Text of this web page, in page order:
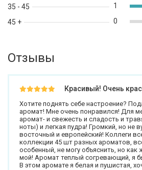
35 - 45
45 +
1
0
Отзывы
Красивый! Очень
Хотите поднять себе настроение?
аромат! Мне очень понравился! Для
аромат- и свежесть и сладость и
ноты) и легкая пудра! Громкий, но не
восточный и европейский! Коллеги
коллекции 45 шт разных ароматов,
особенный, не могу объяснить, но
мой! Аромат теплый согревающий, я
В этом аромате я белая и пушистая,